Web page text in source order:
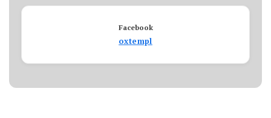
Facebook
oxtempl